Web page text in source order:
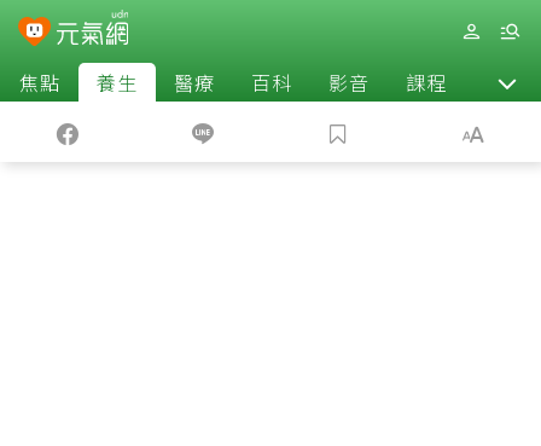
焦點 養生 醫療 百科 影音 課程 退休